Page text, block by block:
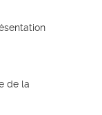
de la